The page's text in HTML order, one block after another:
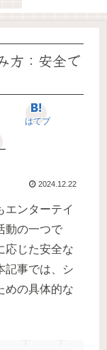
方：安全で
はてブ
2024.12.22
エンターテイ
動の一つで
応じた安全な
記事では、シ
めの具体的な